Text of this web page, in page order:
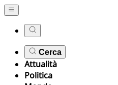
Cerca
Attualità
Politica